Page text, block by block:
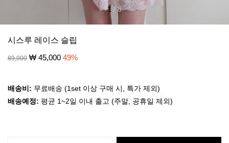
1 /8
시스루 레이스 슬립
89,000 ₩ 45,000 49%
배송비: 무료배송 (1set 이상 구매 시, 특가 제외)
배송예정: 평균 1~2일 이내 출고 (주말, 공휴일 제외)